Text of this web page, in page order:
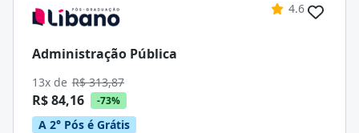
4.6
Administração Pública
13x de R$ 313,87
R$ 84,16 -73%
A 2° Pós é Grátis